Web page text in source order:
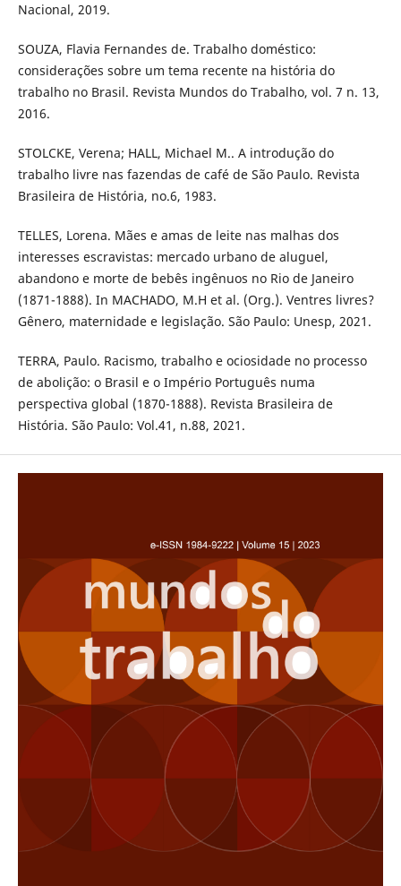
Nacional, 2019.
SOUZA, Flavia Fernandes de. Trabalho doméstico:
considerações sobre um tema recente na história do
trabalho no Brasil. Revista Mundos do Trabalho, vol. 7 n. 13,
2016.
STOLCKE, Verena; HALL, Michael M.. A introdução do
trabalho livre nas fazendas de café de São Paulo. Revista
Brasileira de História, no.6, 1983.
TELLES, Lorena. Mães e amas de leite nas malhas dos
interesses escravistas: mercado urbano de aluguel,
abandono e morte de bebês ingênuos no Rio de Janeiro
(1871-1888). In MACHADO, M.H et al. (Org.). Ventres livres?
Gênero, maternidade e legislação. São Paulo: Unesp, 2021.
TERRA, Paulo. Racismo, trabalho e ociosidade no processo
de abolição: o Brasil e o Império Português numa
perspectiva global (1870-1888). Revista Brasileira de
História. São Paulo: Vol.41, n.88, 2021.